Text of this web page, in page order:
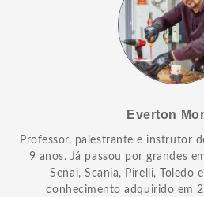
Everton
Professor, palestrante e instrutor
9 anos. Já passou por grandes
Senai, Scania, Pirelli, Toledo
conhecimento adquirido em